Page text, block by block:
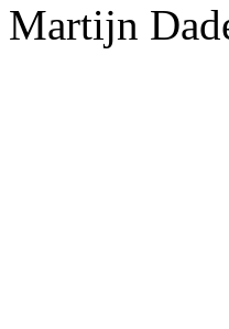
Martijn